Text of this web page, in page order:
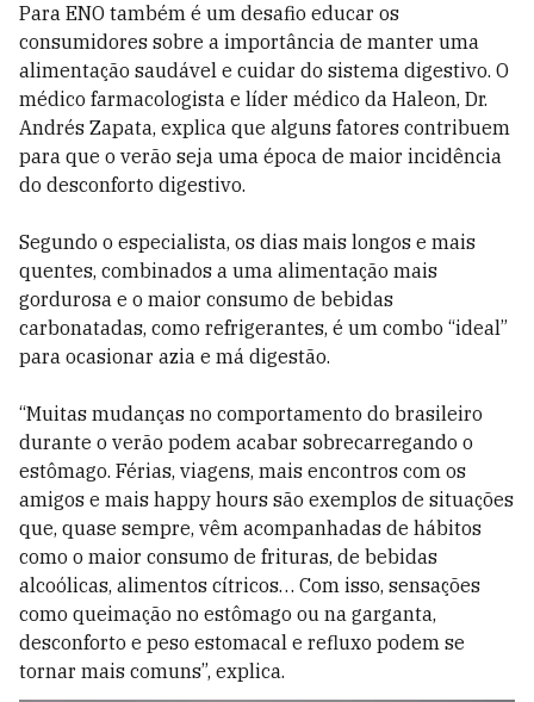
Para ENO também é um desafio educar os
consumidores sobre a importância de manter uma
alimentação saudável e cuidar do sistema digestivo. O
médico farmacologista e líder médico da Haleon, Dr.
Andrés Zapata, explica que alguns fatores contribuem
para que o verão seja uma época de maior incidência
do desconforto digestivo.
Segundo o especialista, os dias mais longos e mais
quentes, combinados a uma alimentação mais
gordurosa e o maior consumo de bebidas
carbonatadas, como refrigerantes, é um combo “ideal”
para ocasionar azia e má digestão.
“Muitas mudanças no comportamento do brasileiro
durante o verão podem acabar sobrecarregando o
estômago. Férias, viagens, mais encontros com os
amigos e mais happy hours são exemplos de situações
que, quase sempre, vêm acompanhadas de hábitos
como o maior consumo de frituras, de bebidas
alcoólicas, alimentos cítricos… Com isso, sensações
como queimação no estômago ou na garganta,
desconforto e peso estomacal e refluxo podem se
tornar mais comuns”, explica.